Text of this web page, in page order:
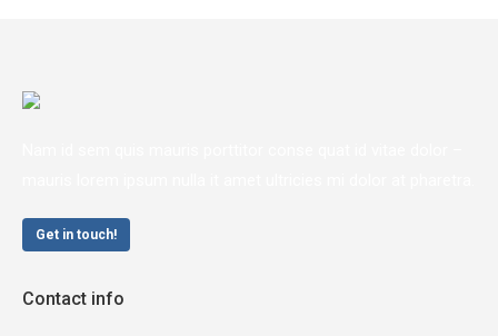
Get in touch!
Contact info